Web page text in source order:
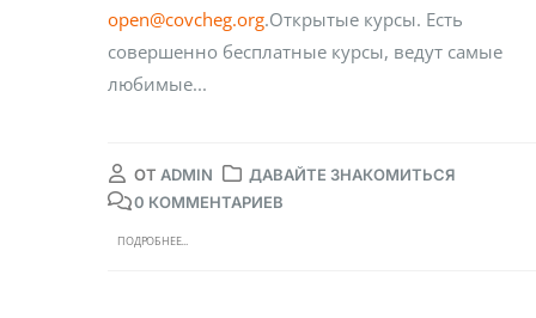
open@covcheg.org.Открытые курсы. Есть
совершенно бесплатные курсы, ведут самые
любимые...
ОТ ADMIN
ДАВАЙТЕ ЗНАКОМИТЬСЯ
0 КОММЕНТАРИЕВ
ПОДРОБНЕЕ...